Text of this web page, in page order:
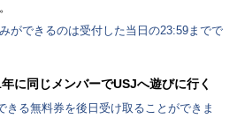
ができるのは受付した当日の23:59までで
に同じメンバーでUSJへ遊びに行く
きる無料券を後日受け取ることができま